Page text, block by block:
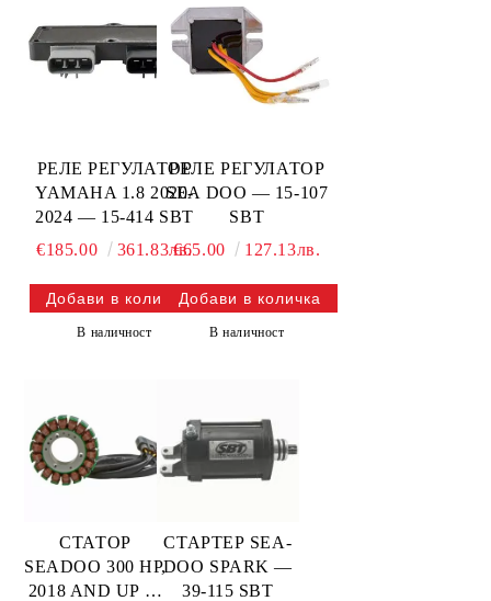
РЕЛЕ РЕГУЛАТОР
YAMAHA 1.8 2020-
2024 — 15-414 SBT
€185.00
361.83лв.
В наличност
РЕЛЕ РЕГУЛАТОР
SEA DOO — 15-107
SBT
€65.00
127.13лв.
В наличност
СТАТОР
SEADOO 300 HP,
2018 AND UP —
СТАРТЕР SEA-
DOO SPARK —
39-115 SBT